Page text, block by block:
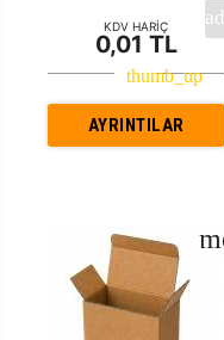
KDV HARİÇ
0,01 TL
AYRINTILAR